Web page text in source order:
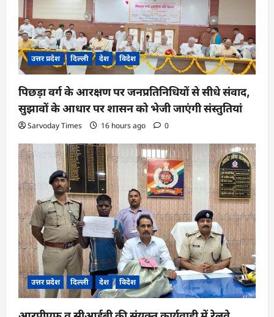
उत्तर प्रदेश दिल्ली देश विदेश
पिछड़ा वर्ग के आरक्षण पर जनप्रतिनिधियों से सीधे संवाद,
सुझावों के आधार पर शासन को भेजी जाएंगी संस्तुतियां
Sarvoday Times 16 hours ago 0
उत्तर प्रदेश दिल्ली देश विदेश